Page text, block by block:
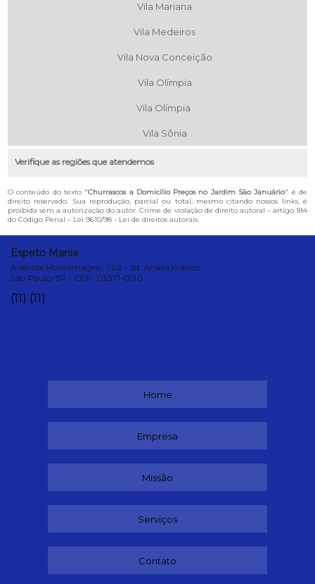
Vila Mariana
Vila Medeiros
Vila Nova Conceição
Vila Olímpia
Vila Olímpia
Vila Sônia
Verifique as regiões que atendemos
O conteúdo do texto "Churrascos a Domicílio Preços no Jardim São Januário" é de
direito reservado. Sua reprodução, parcial ou total, mesmo citando nossos links, é
proibida sem a autorização do autor. Crime de violação de direito autoral – artigo 184
do Código Penal – Lei 9610/98 - Lei de direitos autorais.
Espeto Mania
Avenida Montemagno, 702 - Jd. Anália Franco
São Paulo-SP - CEP: 03371-000
(11) (11)
Home
Empresa
Missão
Serviços
Contato